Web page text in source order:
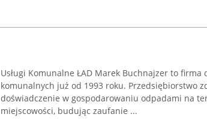
Usługi Komunalne ŁAD Marek Buchnajzer to firma
komunalnych już od 1993 roku. Przedsiębiorstwo
doświadczenie w gospodarowaniu odpadami na
miejscowości, budując zaufanie ...